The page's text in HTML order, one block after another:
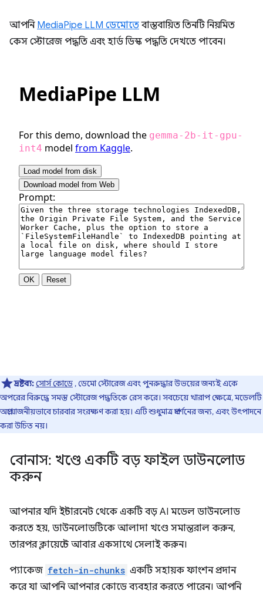
আপনি MediaPipe LLM ডেমোতেবাস্তবায়িত তিনটি নিয়মিত
কেস স্টোরেজ পদ্ধতি এবং হার্ড ডিস্ক পদ্ধতি দেখতে পাবেন।
দ্রষ্টব্য:সোর্স কোডে, ডেমো স্টোরেজ এবং পুনরুদ্ধার উভয়ের জন্যই একে
অপরের বিরুদ্ধে সমস্ত স্টোরেজ পদ্ধতিকে রেস করে। সবচেয়ে খারাপ ক্ষেত্রে, মডেলটি
অপ্রয়োজনীয়ভাবে চারবার সংরক্ষণ করা হয়। এটি শুধুমাত্র প্রদর্শনের জন্য, এবং উৎপাদনে
করা উচিত নয়।
বোনাস: খণ্ডে একটি বড় ফাইল ডাউনলোড
করুন
আপনার যদি ইন্টারনেট থেকে একটি বড় AI মডেল ডাউনলোড
করতে হয়, ডাউনলোডটিকে আলাদা খণ্ডে সমান্তরাল করুন,
তারপর ক্লায়েন্টে আবার একসাথে সেলাই করুন।
প্যাকেজ fetch-in-chunks একটি সহায়ক ফাংশন প্রদান
করে যা আপনি আপনার কোডে ব্যবহার করতে পারেন। আপনি